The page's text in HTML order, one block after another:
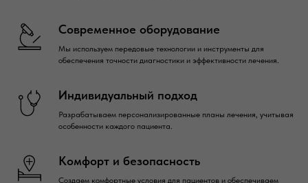
Современное оборудование
Мы используем передовые технологии и инструменты для
обеспечения точности диагностики и эффективности лечения.
Индивидуальный подход
Разрабатываем персонализированные планы лечения, учитывая
особенности каждого пациента.
Комфорт и безопасность
Создаем комфортные условия для пациентов и обеспечиваем